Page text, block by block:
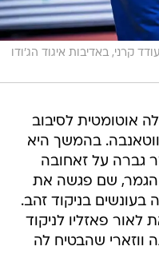
קרני, באדיבות איגוד הג’ודו
אוטומטית לסיבוב
ווטאנבה. בהמשך היא
גברה על זאחובה
הגמר, שם פגשה את
בניקוד זהב.
פאזליו לניקוד
ווזארי שהבטיח לה